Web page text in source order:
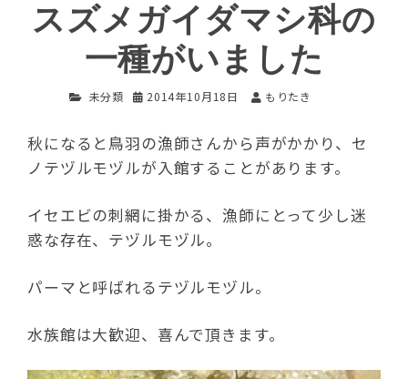
スズメガイダマシ科の
一種がいました
未分類 2014年10月18日 もりたき
秋になると鳥羽の漁師さんから声がかかり、セ
ノテヅルモヅルが入館することがあります。
イセエビの刺網に掛かる、漁師にとって少し迷
惑な存在、テヅルモヅル。
パーマと呼ばれるテヅルモヅル。
水族館は大歓迎、喜んで頂きます。